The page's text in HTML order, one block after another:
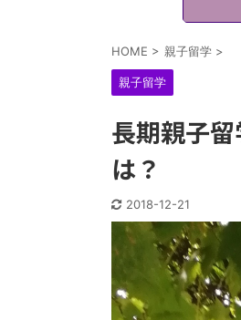
HOME > 親子留学 >
親子留学
長期親子
は？
2018-12-21